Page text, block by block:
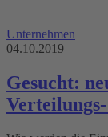
Unternehmen
04.10.2019
Gesucht: